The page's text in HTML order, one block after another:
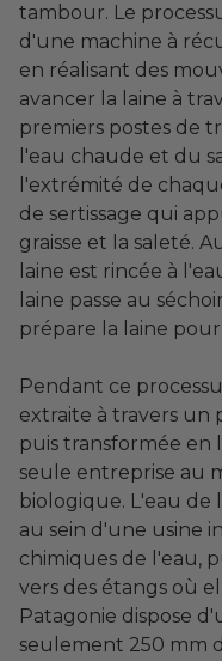
tambour. Le
d'une machine à
en réalisant des
avancer la laine à
premiers postes de
l'eau chaude et du
l'extrémité de
de sertissage qui
graisse et la saleté.
laine est rincée à
laine passe au
prépare la laine
Pendant ce
extraite à travers un
puis transformée en
seule entreprise au
biologique. L'eau de
au sein d'une usine
chimiques de l'eau,
vers des étangs où
Patagonie dispose
seulement 250 mm